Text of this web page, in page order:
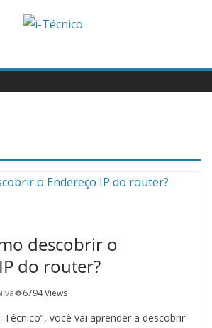
descobrir o
do router?
6794 Views
você vai aprender a descobrir